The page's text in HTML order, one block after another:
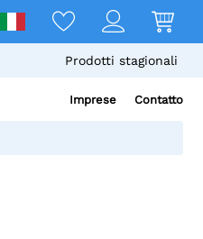
Prodotti stagionali
Imprese Contatto